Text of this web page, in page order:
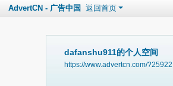
AdvertCN - 广告中国 返回首页
dafanshu911的个人空间
https://www.advertcn.com/?25922